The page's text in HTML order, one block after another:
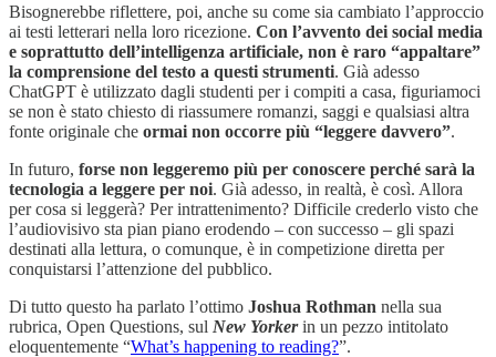
Bisognerebbe riflettere, poi, anche su come sia cambiato l’approccio
ai testi letterari nella loro ricezione. Con l’avvento dei social media
e soprattutto dell’intelligenza artificiale, non è raro “appaltare”
la comprensione del testo a questi strumenti. Già adesso
ChatGPT è utilizzato dagli studenti per i compiti a casa, figuriamoci
se non è stato chiesto di riassumere romanzi, saggi e qualsiasi altra
fonte originale che ormai non occorre più “leggere davvero”.
In futuro, forse non leggeremo più per conoscere perché sarà la
tecnologia a leggere per noi. Già adesso, in realtà, è così. Allora
per cosa si leggerà? Per intrattenimento? Difficile crederlo visto che
l’audiovisivo sta pian piano erodendo – con successo – gli spazi
destinati alla lettura, o comunque, è in competizione diretta per
conquistarsi l’attenzione del pubblico.
Di tutto questo ha parlato l’ottimo Joshua Rothman nella sua
rubrica, Open Questions, sul New Yorkerin un pezzo intitolato
eloquentemente “What’s happening to reading?”.